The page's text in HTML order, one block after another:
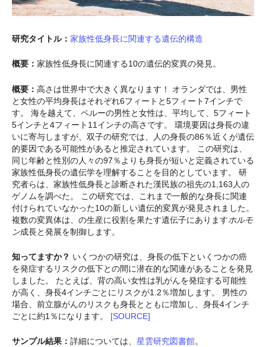
研究タイトル： 家族性低身長に関連する遺伝的構造
概要： 家族性低身長に関連する10の遺伝的変異の発見。
概要： 高さは世界中で大きく異なります！ オランダでは、男性
と女性の平均身長はそれぞれ6フィートと5フィート7インチで
す。 海を越えて、ペルーの男性と女性は、平均して、5フィート
5インチと4フィート11インチの高さです。 環境要因は身長の違
いに寄与しますが、双子の研究では、人の身長の86％近くが遺伝
的要因である可能性があると推定されています。 この研究は、
同じ年齢と性別の人々の97％よりも身長が短いと定義されている
家族性低身長の遺伝学を理解することを目的としています。 研
究者らは、家族性低身長と診断された漢民族の祖先の1,163人の
ゲノムを調べた。 この研究では、これまで一般的な身長に関連
付けられていなかった10の新しい遺伝的変異が発見されました。
複数の変異体は、の生産に役割を果たす遺伝子にありますホルモ
ン成長と発展を制御します。
知ってますか？ いくつかの研究は、身長の低下といくつかの癌
を発症するリスクの低下との間に潜在的な関連があることを発見
しました。 たとえば、背の高い女性は乳がんを発症する可能性
が高く、身長4インチごとにリスクが1.2％増加します。 男性の
場合、前立腺がんのリスクも身長とともに増加し、身長4インチ
ごとに約1％になります。 [SOURCE]
サンプル結果： 詳細については、 星雲研究図書館。